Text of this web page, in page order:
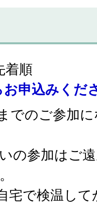
着順
申込みくだ
でのご参加
の参加はご
宅で検温し